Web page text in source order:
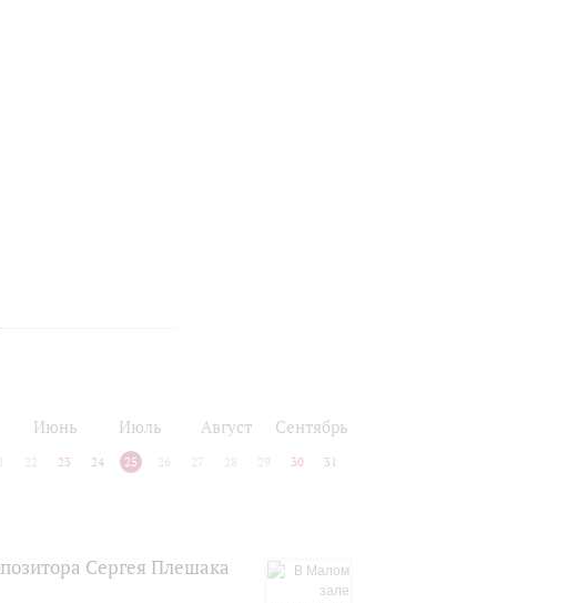
Июнь Июль Август Сентябрь
22 23 24 25 26 27 28 29 30 31
Сергея Плешака